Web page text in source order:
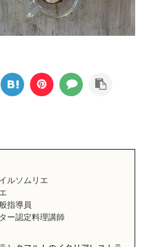
ルソムリエ
指導員
ー認定料理講師